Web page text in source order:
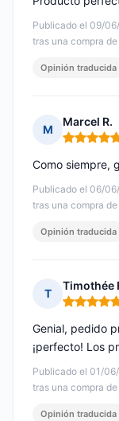
Publicado el 09/
tras una compra
Opinión traducida
M
Marcel R.
Nota: 5 de
Publicado el 06/
tras una compra
Como siempre,
Opinión traducida
T
Timothée
Nota: 5 de
Publicado el 01/
tras una compra
Genial, pedido
¡perfecto! Los
Opinión traducida